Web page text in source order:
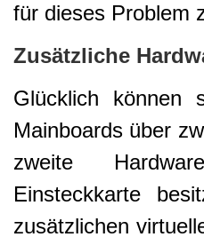
für dieses Problem
Zusätzliche
Glücklich können
Mainboards über
zweite
Einsteckkarte
zusätzlichen